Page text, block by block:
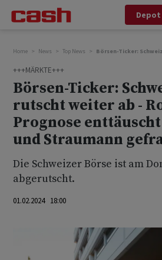
Depot
Home News Top News Börsen-Ticker:
+++MÄRKTE+++
Börsen-Ticker:
rutscht weiter ab -
Prognose
und Straumann
Die Schweizer Börse ist am
abgerutscht.
01.02.2024 18:00